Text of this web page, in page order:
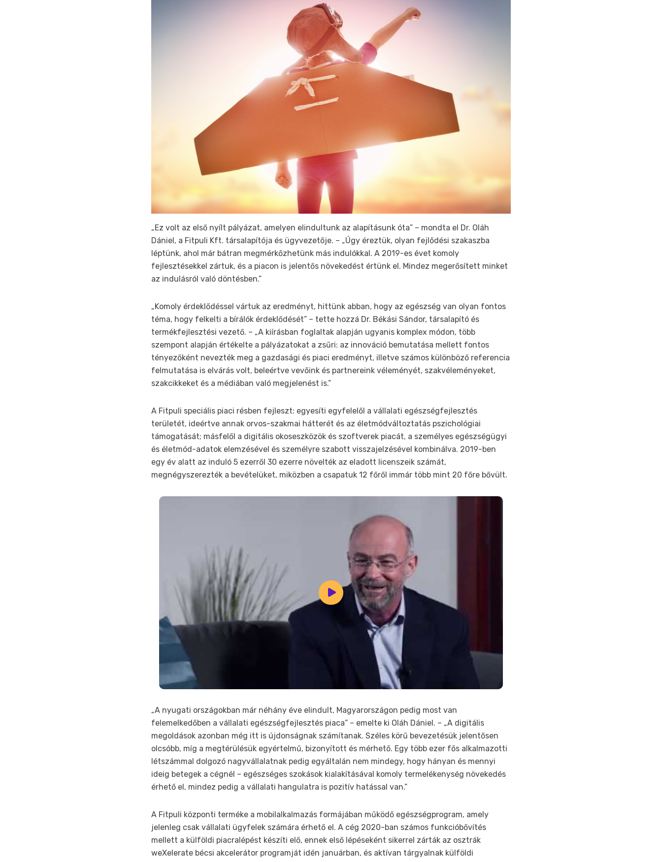
„Ez volt az első nyílt pályázat, amelyen elindultunk az alapításunk óta” – mondta el Dr. Oláh
Dániel, a Fitpuli Kft. társalapítója és ügyvezetője. – „Úgy éreztük, olyan fejlődési szakaszba
léptünk, ahol már bátran megmérkőzhetünk más indulókkal. A 2019-es évet komoly
fejlesztésekkel zártuk, és a piacon is jelentős növekedést értünk el. Mindez megerősített minket
az indulásról való döntésben.”
„Komoly érdeklődéssel vártuk az eredményt, hittünk abban, hogy az egészség van olyan fontos
téma, hogy felkelti a bírálók érdeklődését” – tette hozzá Dr. Békási Sándor, társalapító és
termékfejlesztési vezető. – „A kiírásban foglaltak alapján ugyanis komplex módon, több
szempont alapján értékelte a pályázatokat a zsűri: az innováció bemutatása mellett fontos
tényezőként nevezték meg a gazdasági és piaci eredményt, illetve számos különböző referencia
felmutatása is elvárás volt, beleértve vevőink és partnereink véleményét, szakvéleményeket,
szakcikkeket és a médiában való megjelenést is.”
A Fitpuli speciális piaci résben fejleszt: egyesíti egyfelelől a vállalati egészségfejlesztés
területét, ideértve annak orvos-szakmai hátterét és az életmódváltoztatás pszichológiai
támogatását; másfelől a digitális okoseszközök és szoftverek piacát, a személyes egészségügyi
és életmód-adatok elemzésével és személyre szabott visszajelzésével kombinálva. 2019-ben
egy év alatt az induló 5 ezerről 30 ezerre növelték az eladott licenszeik számát,
megnégyszerezték a bevételüket, miközben a csapatuk 12 főről immár több mint 20 főre bővült.
„A nyugati országokban már néhány éve elindult, Magyarországon pedig most van
felemelkedőben a vállalati egészségfejlesztés piaca” – emelte ki Oláh Dániel. – „A digitális
megoldások azonban még itt is újdonságnak számítanak. Széles körű bevezetésük jelentősen
olcsóbb, míg a megtérülésük egyértelmű, bizonyított és mérhető. Egy több ezer fős alkalmazotti
létszámmal dolgozó nagyvállalatnak pedig egyáltalán nem mindegy, hogy hányan és mennyi
ideig betegek a cégnél – egészséges szokások kialakításával komoly termelékenység növekedés
érhető el, mindez pedig a vállalati hangulatra is pozitív hatással van.”
A Fitpuli központi terméke a mobilalkalmazás formájában működő egészségprogram, amely
jelenleg csak vállalati ügyfelek számára érhető el. A cég 2020-ban számos funkcióbővítés
mellett a külföldi piacralépést készíti elő, ennek első lépéseként sikerrel zárták az osztrák
weXelerate bécsi akcelerátor programját idén januárban, és aktívan tárgyalnak külföldi